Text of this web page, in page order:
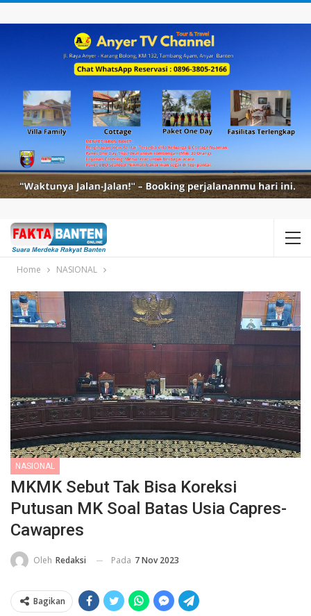
Home NASIONAL
NASIONAL
MKMK Sebut Tak Bisa Koreksi
Putusan MK Soal Batas Usia Capres-
Cawapres
Oleh Redaksi Pada 7 Nov 2023
Bagikan